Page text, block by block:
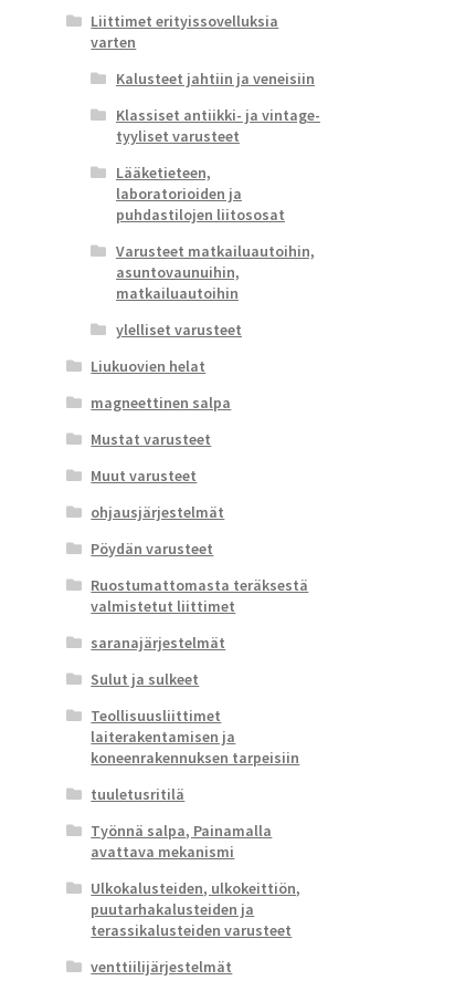
Liittimet erityissovelluksia
varten
Kalusteet jahtiin ja veneisiin
Klassiset antiikki- ja vintage-
tyyliset varusteet
Lääketieteen,
laboratorioiden ja
puhdastilojen liitososat
Varusteet matkailuautoihin,
asuntovaunuihin,
matkailuautoihin
ylelliset varusteet
Liukuovien helat
magneettinen salpa
Mustat varusteet
Muut varusteet
ohjausjärjestelmät
Pöydän varusteet
Ruostumattomasta teräksestä
valmistetut liittimet
saranajärjestelmät
Sulut ja sulkeet
Teollisuusliittimet
laiterakentamisen ja
koneenrakennuksen tarpeisiin
tuuletusritilä
Työnnä salpa, Painamalla
avattava mekanismi
Ulkokalusteiden, ulkokeittiön,
puutarhakalusteiden ja
terassikalusteiden varusteet
venttiilijärjestelmät